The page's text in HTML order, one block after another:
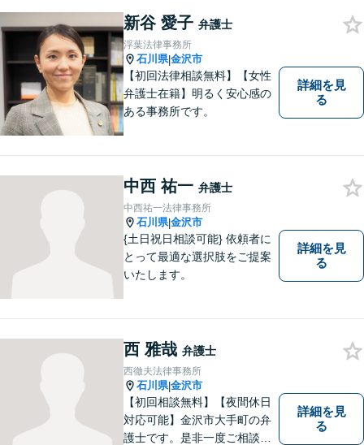
新谷 愛子 弁護士
浮葉法律事務所
石川県|金沢市
【初回法律相談無料】【女性
弁護士在籍】明るく安心感の
ある事務所です。
詳細を見
る
中西 祐一 弁護士
中西祐一法律事務所
石川県|金沢市
{土日祝日相談可能} 依頼者に
とって最適な選択肢をご提案
いたします。
詳細を見
る
西 雅哉 弁護士
西徹夫法律事務所
石川県|金沢市
【初回相談無料】【夜間休日
対応可能】金沢市大手町の弁
護士です。是非一度ご相談く
詳細を見
る